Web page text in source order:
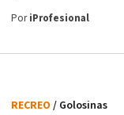
PoriProfesional
RECREO / Golosinas